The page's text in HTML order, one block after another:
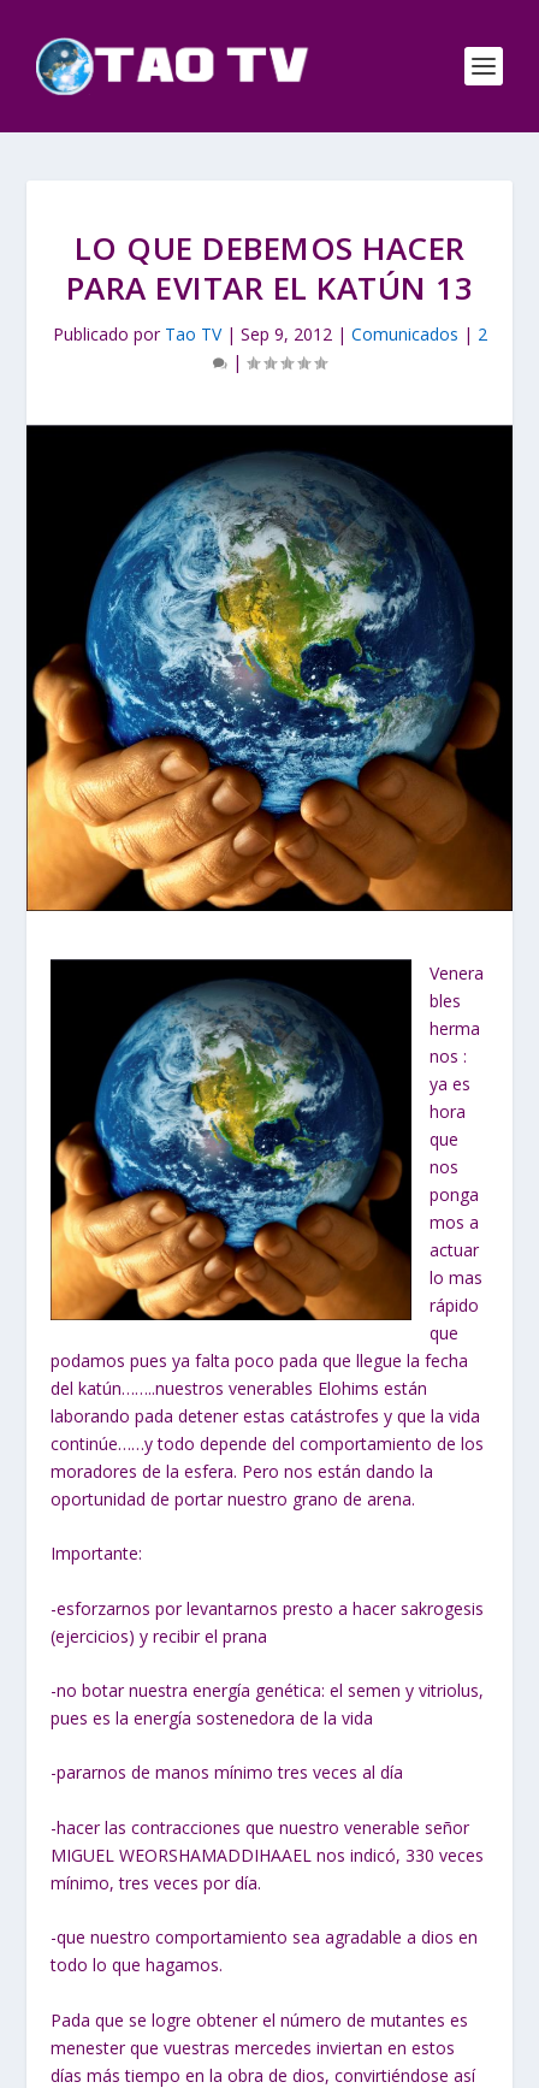
LO QUE DEBEMOS HACER
PARA EVITAR EL KATÚN 13
Publicado por Tao TV| Sep 9, 2012| Comunicados | 2
|
Venera
bles
herma
nos :
ya es
hora
que
nos
ponga
mos a
actuar
lo mas
rápido
que
podamos pues ya falta poco pada que llegue la fecha
del katún……..nuestros venerables Elohims están
laborando pada detener estas catástrofes y que la vida
continúe……y todo depende del comportamiento de los
moradores de la esfera. Pero nos están dando la
oportunidad de portar nuestro grano de arena.
Importante:
-esforzarnos por levantarnos presto a hacer sakrogesis
(ejercicios) y recibir el prana
-no botar nuestra energía genética: el semen y vitriolus,
pues es la energía sostenedora de la vida
-pararnos de manos mínimo tres veces al día
-hacer las contracciones que nuestro venerable señor
MIGUEL WEORSHAMADDIHAAEL nos indicó, 330 veces
mínimo, tres veces por día.
-que nuestro comportamiento sea agradable a dios en
todo lo que hagamos.
Pada que se logre obtener el número de mutantes es
menester que vuestras mercedes inviertan en estos
días más tiempo en la obra de dios, convirtiéndose así